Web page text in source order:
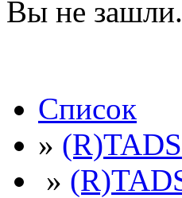
Вы не зашли.
Список
» (R)TADS
»